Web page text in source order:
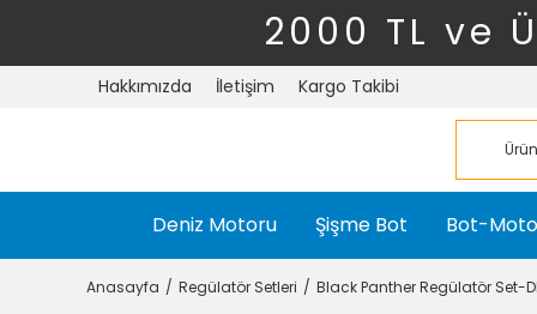
2000 TL ve
Hakkımızda İletişim Kargo Takibi
Deniz Motoru Şişme Bot Bot-
Anasayfa Regülatör Setleri Black Panther Regülatör Set-